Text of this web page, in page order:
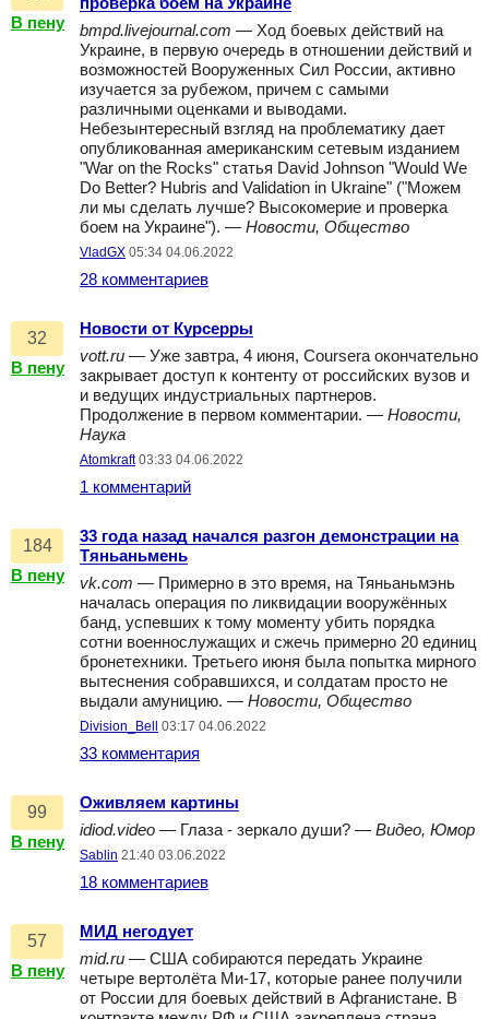
В пену
bmpd.livejournal.com — Ход боевых действий на
Украине, в первую очередь в отношении действий и
возможностей Вооруженных Сил России, активно
изучается за рубежом, причем с самыми
различными оценками и выводами.
Небезынтересный взгляд на проблематику дает
опубликованная американским сетевым изданием
"War on the Rocks" статья David Johnson "Would We
Do Better? Hubris and Validation in Ukraine" ("Можем
ли мы сделать лучше? Высокомерие и проверка
боем на Украине"). — Новости, Общество
VladGX 05:34 04.06.2022
28 комментариев
32
В пену
Новости от Курсерры
vott.ru — Уже завтра, 4 июня, Coursera окончательно
закрывает доступ к контенту от российских вузов и
и ведущих индустриальных партнеров.
Продолжение в первом комментарии. — Новости,
Наука
Atomkraft 03:33 04.06.2022
1 комментарий
184
В пену
33 года назад начался разгон демонстрации на
Тяньаньмень
vk.com — Примерно в это время, на Тяньаньмэнь
началась операция по ликвидации вооружённых
банд, успевших к тому моменту убить порядка
сотни военнослужащих и сжечь примерно 20 единиц
бронетехники. Третьего июня была попытка мирного
вытеснения собравшихся, и солдатам просто не
выдали амуницию. — Новости, Общество
Division_Bell 03:17 04.06.2022
33 комментария
99
В пену
Оживляем картины
idiod.video — Глаза - зеркало души? — Видео, Юмор
Sablin 21:40 03.06.2022
18 комментариев
57
В пену
МИД негодует
mid.ru — США собираются передать Украине
четыре вертолёта Ми-17, которые ранее получили
от России для боевых действий в Афганистане. В